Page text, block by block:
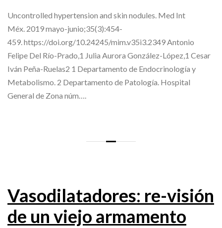
Uncontrolled hypertension and skin nodules. Med Int
Méx. 2019 mayo-junio;35(3):454-
459. https://doi.org/10.24245/mim.v35i3.2349 Antonio
Felipe Del Río-Prado,1 Julia Aurora González-López,1 Cesar
Iván Peña-Ruelas2 1 Departamento de Endocrinología y
Metabolismo. 2 Departamento de Patología. Hospital
General de Zona núm….
Vasodilatadores: re-visión
de un viejo armamento